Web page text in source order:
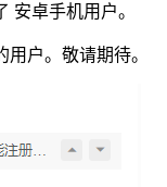
安卓手机用户。
。敬请期待。